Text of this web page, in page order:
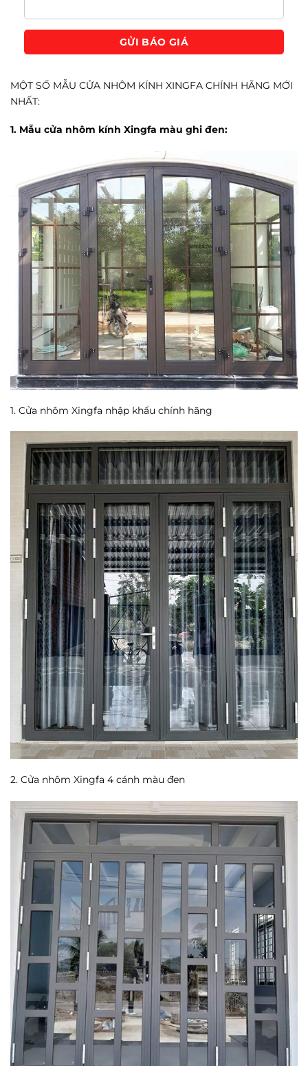
GỬI BÁO GIÁ
MỘT SỐ MẪU CỬA NHÔM KÍNH XINGFA CHÍNH HÃNG MỚI
NHẤT:
1. Mẫu cửa nhôm kính Xingfa màu ghi đen:
1. Cửa nhôm Xingfa nhập khẩu chính hãng
2. Cửa nhôm Xingfa 4 cánh màu đen